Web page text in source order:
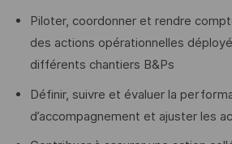
Piloter, coordonner et rendre
des actions opérationnelles
différents chantiers B&Ps
Définir, suivre et évaluer la
d’accompagnement et ajuster les